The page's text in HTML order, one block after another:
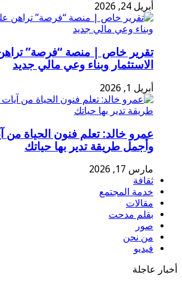
أبريل 24, 2026
تقرير خاص | منصة “فرصة”
الاستثمار وبناء وعي مالي جديد
أبريل 1, 2026
عمرو خالد: تعلم فنون الحياة من
وأجمل طريقة تدير بها حياتك
مارس 17, 2026
ثقافة
خدمة المجتمع
مقالات
بقلم مدحت
صور
من نحن
فيديو
أخبار عاجلة